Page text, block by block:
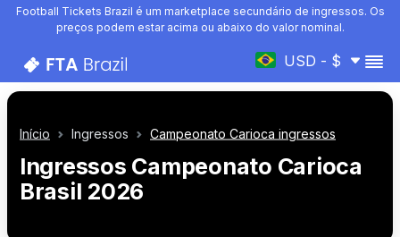
Football Tickets Brazil é um marketplace secundário de ingressos. Os
preços podem estar acima ou abaixo do valor nominal.
USD - $
Início Ingressos Campeonato Carioca ingressos
Ingressos Campeonato Carioca
Brasil 2026